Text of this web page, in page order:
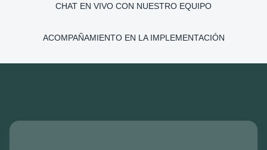
CHAT EN VIVO CON NUESTRO EQUIPO
ACOMPAÑAMIENTO EN LA IMPLEMENTACIÓN